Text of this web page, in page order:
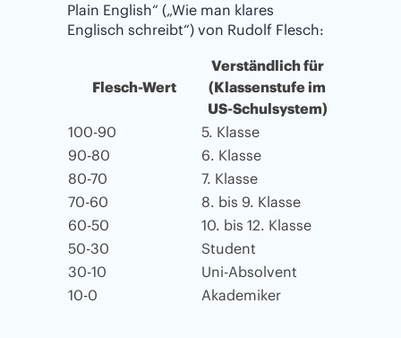
Plain English“ („Wie man klares
Englisch schreibt“) von Rudolf Flesch:
Flesch-Wert
Verständlich für
(Klassenstufe im
US-Schulsystem)
100-90
5. Klasse
90-80
6. Klasse
80-70
7. Klasse
70-60
8. bis 9. Klasse
60-50
10. bis 12. Klasse
50-30
Student
30-10
Uni-Absolvent
10-0
Akademiker